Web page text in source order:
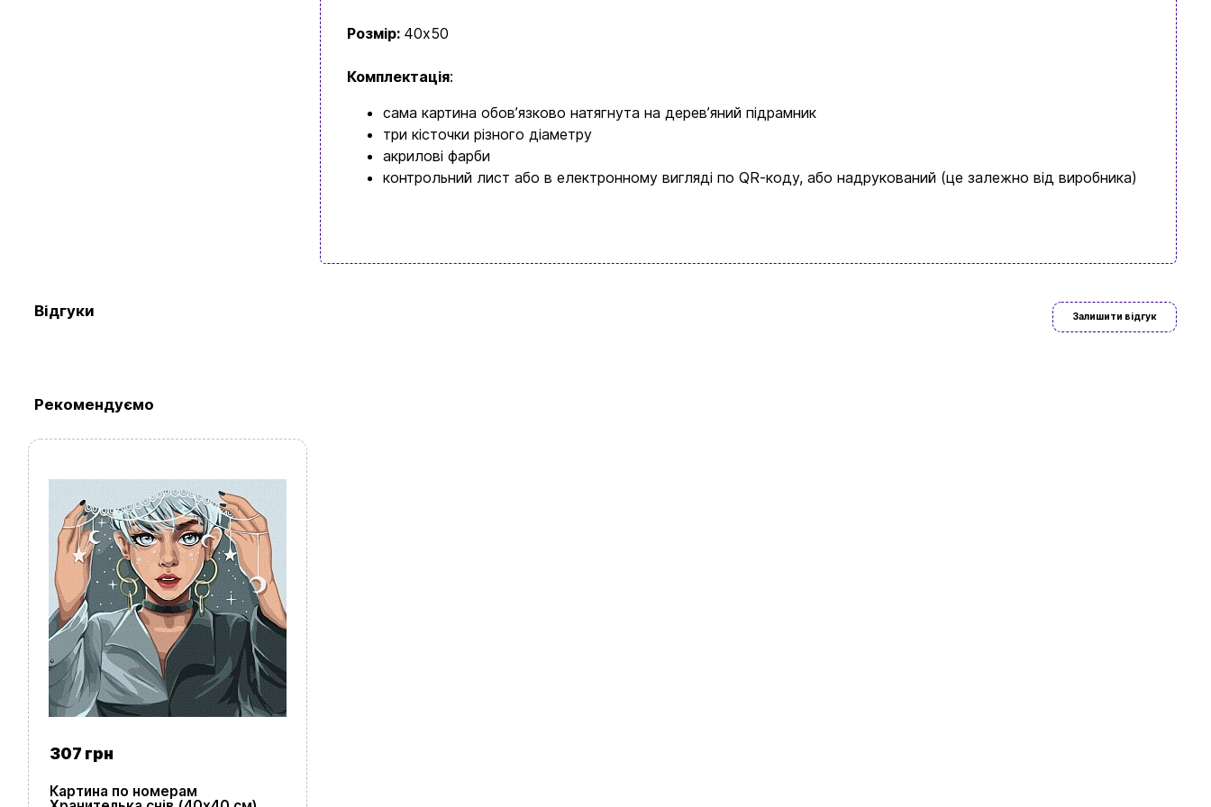
Розмір: 40х50
Комплектація:
сама картина обовʼязково натягнута на деревʼяний підрамник
три кісточки різного діаметру
акрилові фарби
контрольний лист або в електронному вигляді по QR-коду, або надрукований (це залежно від виробника)
Відгуки Залишити відгук
Рекомендуємо
307 грн
Картина по номерам
Новини та статті
Повернення та обмін товарів